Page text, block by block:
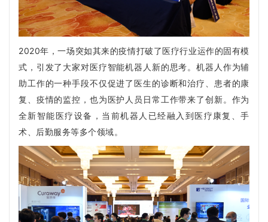
2020年，一场突如其来的疫情打破了医疗行业运作的固有模
式，引发了大家对医疗智能机器人新的思考。机器人作为辅
助工作的一种手段不仅促进了医生的诊断和治疗、患者的康
复、疫情的监控，也为医护人员日常工作带来了创新。 作为
全新智能医疗设备，当前机器人已经融入到医疗康复、手
术、后勤服务等多个领域。